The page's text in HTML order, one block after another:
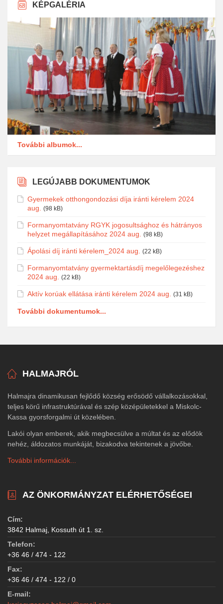
KÉPGALÉRIA
További albumok...
LEGÚJABB DOKUMENTUMOK
Gyermekek otthongondozási díja iránti kérelem 2024
aug. (98 kB)
Formanyomtatvány RGYK jogosultsághoz és hátrányos
helyzet megállapításához 2024 aug. (98 kB)
Ápolási díj iránti kérelem_2024 aug. (22 kB)
Formanyomtatvány gyermektartásdíj megelőlegezéshez
2024 aug. (22 kB)
Aktív korúak ellátása iránti kérelem 2024 aug. (31 kB)
További dokumentumok...
HALMAJRÓL
Halmajra dinamikusan fejlődő község erősödő vállalkozásokkal,
teljes körű infrastruktúrával és szép középületekkel a Miskolc-
Kassa gyorsforgalmi út közelében.
Lakói olyan emberek, akik megbecsülve a múltat és az elődök
nehéz, áldozatos munkáját, bizakodva tekintenek a jövőbe.
További információk...
AZ ÖNKORMÁNYZAT ELÉRHETŐSÉGEI
Cím:
3842 Halmaj, Kossuth út 1. sz.
Telefon:
+36 46 / 474 - 122
Fax:
+36 46 / 474 - 122 / 0
E-mail: